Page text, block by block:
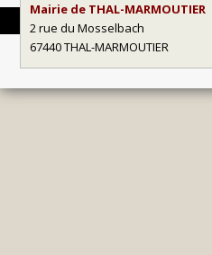
Mairie de THAL-MARMOUTIER
2 rue du Mosselbach
67440 THAL-MARMOUTIER